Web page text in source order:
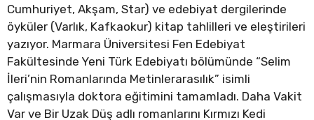
Cumhuriyet, Akşam, Star) ve edebiyat dergilerinde
öyküler (Varlık, Kafkaokur) kitap tahlilleri ve eleştirileri
yazıyor. Marmara Üniversitesi Fen Edebiyat
Fakültesinde Yeni Türk Edebiyatı bölümünde “Selim
İleri’nin Romanlarında Metinlerarasılık” isimli
çalışmasıyla doktora eğitimini tamamladı. Daha Vakit
Var ve Bir Uzak Düş adlı romanlarını Kırmızı Kedi